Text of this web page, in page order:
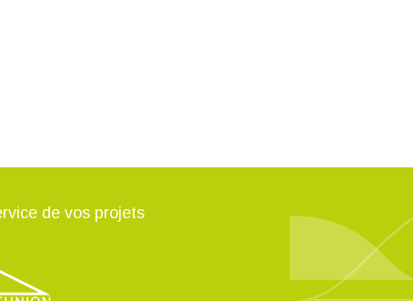
de vos projets